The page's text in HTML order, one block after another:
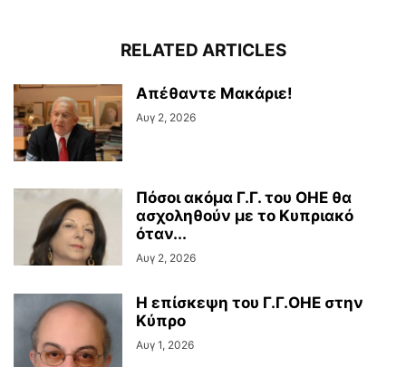
RELATED ARTICLES
Απέθαντε Μακάριε!
Αυγ 2, 2026
Πόσοι ακόμα Γ.Γ. του ΟΗΕ θα
ασχοληθούν με το Κυπριακό
όταν...
Αυγ 2, 2026
Η επίσκεψη του Γ.Γ.ΟΗΕ στην
Κύπρο
Αυγ 1, 2026